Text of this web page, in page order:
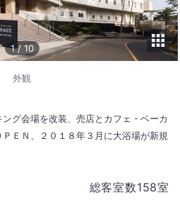
1 /10
外観
グ会場を改装、売店とカフェ・ベーカ
ＥＮ、２０１８年３月に大浴場が新規
総客室数158室
ウト